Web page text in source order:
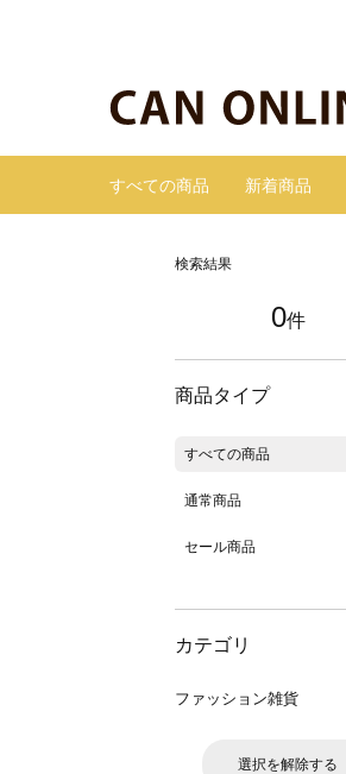
すべての商品 新着商品
検索結果
0件
商品タイプ
すべての商品
通常商品
セール商品
カテゴリ
ファッション雑貨
選択を解除する